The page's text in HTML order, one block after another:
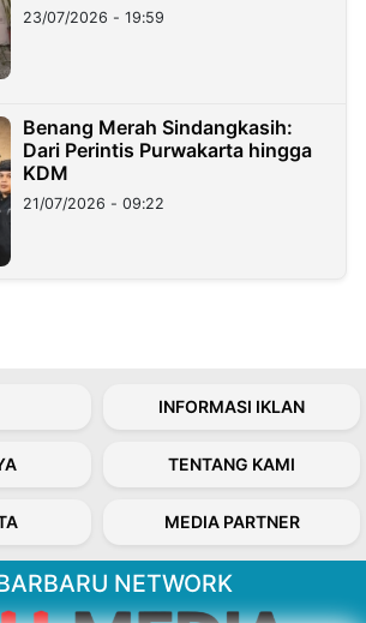
23/07/2026 - 19:59
Benang Merah Sindangkasih:
Dari Perintis Purwakarta hingga
KDM
21/07/2026 - 09:22
INFORMASI IKLAN
TENTANG KAMI
MEDIA PARTNER
NETWORK